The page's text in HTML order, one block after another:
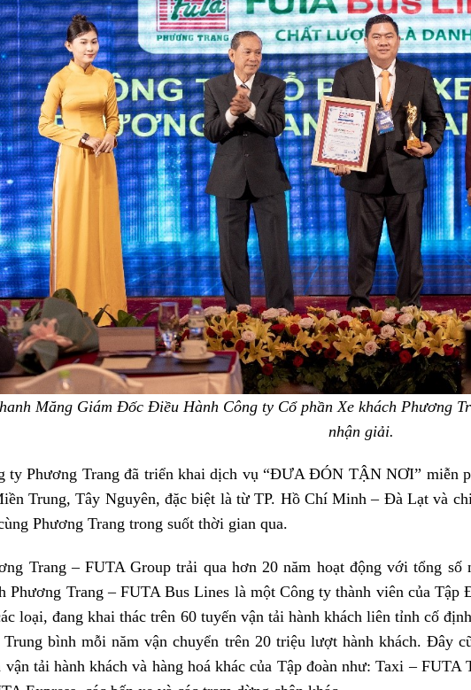
Măng Giám Đốc Điều Hành Công ty Cổ phần Xe khách Phương
nhận giải.
ty Phương Trang đã triển khai dịch vụ “ĐƯA ĐÓN TẬN NƠI” miễn
Trung, Tây Nguyên, đặc biệt là từ TP. Hồ Chí Minh – Đà Lạt và
Phương Trang trong suốt thời gian qua.
Trang – FUTA Group trải qua hơn 20 năm hoạt động với tổng
Phương Trang – FUTA Bus Lines là một Công ty thành viên của
loại, đang khai thác trên 60 tuyến vận tải hành khách liên tỉnh cố
Trung bình mỗi năm vận chuyển trên 20 triệu lượt hành khách. Đây
vận tải hành khách và hàng hoá khác của Tập đoàn như: Taxi –